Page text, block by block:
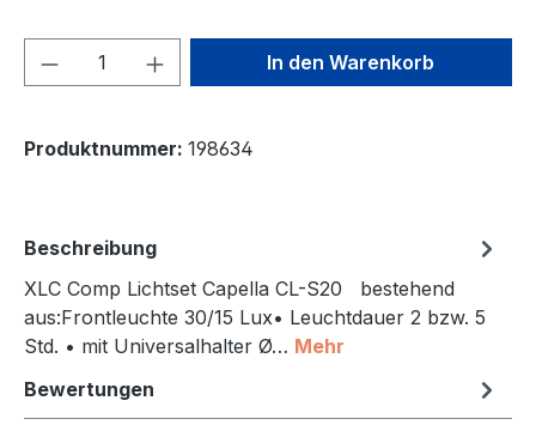
Produkt Anzahl: Gib denIn den Warenkorb
Produktnummer: 198634
Beschreibung
XLC Comp Lichtset Capella CL-S20 bestehend
aus:Frontleuchte 30/15 Lux• Leuchtdauer 2 bzw. 5
Std. • mit Universalhalter Ø… Mehr
Bewertungen